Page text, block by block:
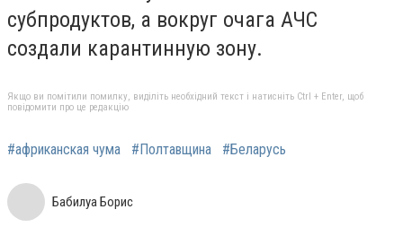
субпродуктов, а вокруг очага АЧС
создали карантинную зону.
Якщо ви помітили помилку, виділіть необхідний текст і натисніть Ctrl + Enter, щоб
повідомити про це редакцію
#африканская чума #Полтавщина #Беларусь
Бабилуа Борис